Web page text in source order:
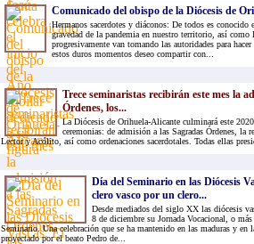
Comunicado del obispo de la Diócesis de
Hermanos sacerdotes y diáconos: De todos es conocido
gravedad de la pandemia en nuestro territorio, así como
progresivamente van tomando las autoridades para
estos duros momentos deseo compartir con...
Trece seminaristas recibirán este mes la
Órdenes, los...
La Diócesis de Orihuela-Alicante culminará este
ceremonias: de admisión a las Sagradas Órdenes, la
Lector y Acólito, así como ordenaciones sacerdotales. Todas ellas
Día del Seminario en las Diócesis
clero vasco por un clero...
Desde mediados del siglo XX las diócesis
8 de diciembre su Jornada Vocacional, o
Seminario. Una celebración que se ha mantenido en las maduras y en
proyectado por el beato Pedro de...